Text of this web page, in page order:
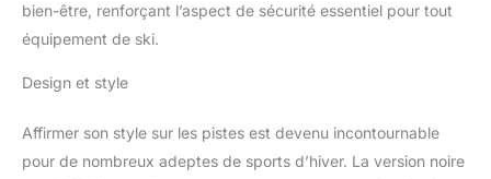
parfaitement équipé pour
bien-être, renforçant l’aspect de sécurité essentiel pour tout
équipement de ski.
Design et style
Affirmer son style sur les pistes est devenu incontournable
pour de nombreux adeptes de sports d’hiver. La version noire